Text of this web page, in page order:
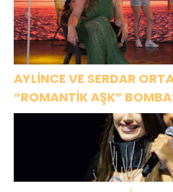
AYLİNCE VE SERDAR
“ROMANTİK AŞK”